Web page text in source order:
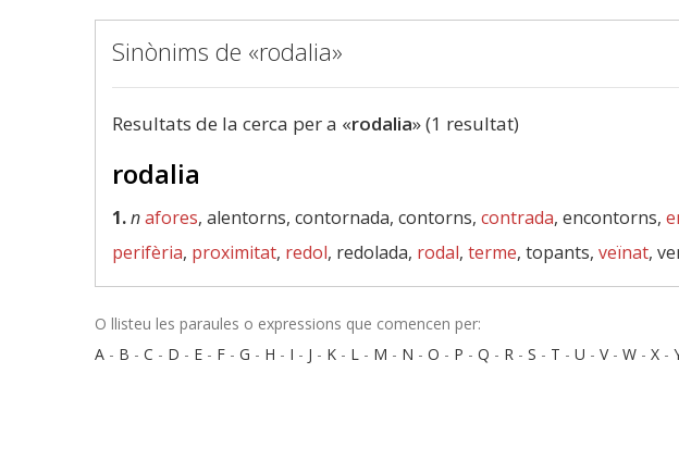
Sinònims de «rodalia»
Resultats de la cerca per a «rodalia» (1 resultat)
rodalia
1.nafores, alentorns, contornada, contorns, contrada, encontorns,
perifèria, proximitat, redol, redolada, rodal, terme, topants, veïnat,
O llisteu les paraules o expressions que comencen per:
A - B - C - D - E - F - G - H - I - J - K - L - M - N - O - P - Q - R - S - T - U - V- W - X -